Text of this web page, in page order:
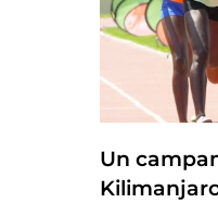
Un